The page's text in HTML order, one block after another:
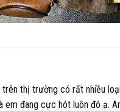
trên thị trường có rất nhiều
em đang cực hót luôn đó ạ.